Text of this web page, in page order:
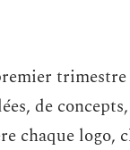
trimestre
de
logo,